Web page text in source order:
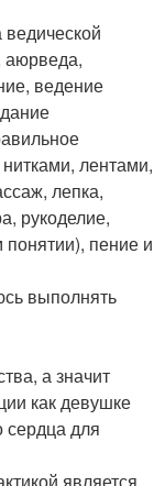
ведической
аюрведа,
ведение
лентами,
лепка,
рукоделие,
пение и
выполнять
а значит
как девушке
сердца для